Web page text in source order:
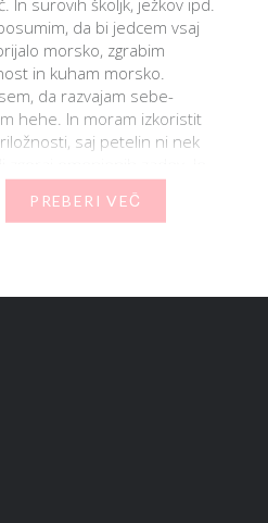
da bi jedcem vsaj
morsko, zgrabim
in kuham morsko.
da razvajam sebe-
hehe. In moram izkoristit
saj petelin ni nek
PREBERI VEČ